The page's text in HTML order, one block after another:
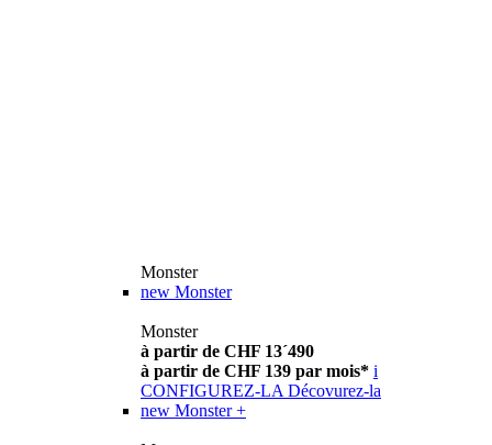
Monster
new Monster
Monster
à partir de CHF 13´490
à partir de CHF 139 par mois* i
CONFIGUREZ-LA Décovurez-la
new Monster +